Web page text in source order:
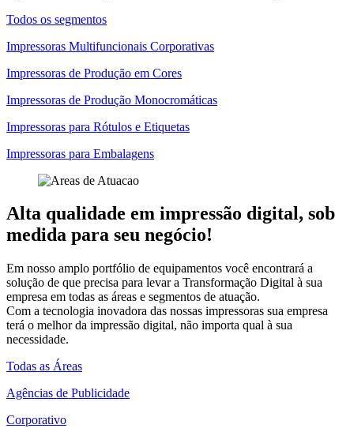
Todos os segmentos
Impressoras Multifuncionais Corporativas
Impressoras de Produção em Cores
Impressoras de Produção Monocromáticas
Impressoras para Rótulos e Etiquetas
Impressoras para Embalagens
Alta qualidade em impressão digital, sob
medida para seu negócio!
Em nosso amplo portfólio de equipamentos você encontrará a
solução de que precisa para levar a Transformação Digital à sua
empresa em todas as áreas e segmentos de atuação.
Com a tecnologia inovadora das nossas impressoras sua empresa
terá o melhor da impressão digital, não importa qual à sua
necessidade.
Todas as Áreas
Agências de Publicidade
Corporativo